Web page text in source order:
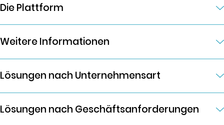
Die Plattform
Weitere Informationen
Lösungen nach Unternehmensart
Lösungen nach Geschäftsanforderungen